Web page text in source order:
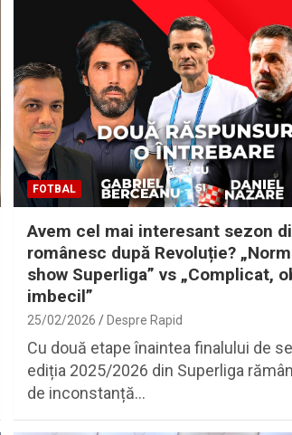
FOTBAL
Avem cel mai interesant sezon
românesc după Revoluție?
show Superliga” vs „Complicat,
imbecil”
25/02/2026 Despre Rapid
Cu două etape înaintea finalului de
ediția 2025/2026 din Superliga
de inconstanță…